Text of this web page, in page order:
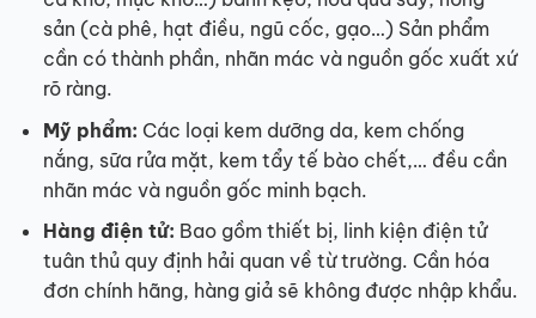
sản (cà phê, hạt điều, ngũ cốc, gạo…) Sản phẩm
cần có thành phần, nhãn mác và nguồn gốc xuất xứ
rõ ràng.
Mỹ phẩm: Các loại kem dưỡng da, kem chống
nắng, sữa rửa mặt, kem tẩy tế bào chết,… đều cần
nhãn mác và nguồn gốc minh bạch.
Hàng điện tử: Bao gồm thiết bị, linh kiện điện tử
tuân thủ quy định hải quan về từ trường. Cần hóa
đơn chính hãng, hàng giả sẽ không được nhập khẩu.